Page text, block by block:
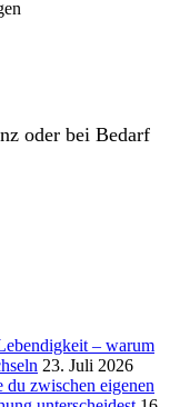
oder bei Bedarf
– warum
23. Juli 2026
du zwischen eigenen